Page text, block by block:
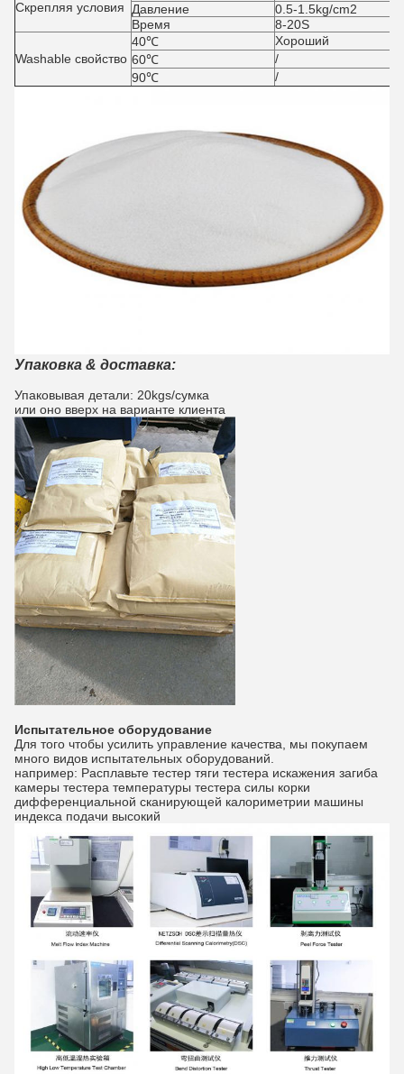
Скрепляя условия
Давление
0.5-1.5kg/cm2
Время
8-20S
Washable свойство
40℃
Хороший
60℃
/
90℃
/
Упаковка & доставка:
Упаковывая детали: 20kgs/сумка
или оно вверх на варианте клиента
Испытательное оборудование
Для того чтобы усилить управление качества, мы покупаем
много видов испытательных оборудований.
например: Расплавьте тестер тяги тестера искажения загиба
камеры тестера температуры тестера силы корки
дифференциальной сканирующей калориметрии машины
индекса подачи высокий